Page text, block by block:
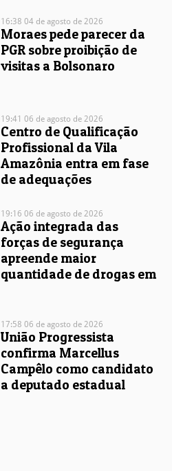
16:38 04 de agosto de 2026
Moraes pede parecer da
PGR sobre proibição de
visitas a Bolsonaro
19:41 06 de agosto de 2026
Centro de Qualificação
Profissional da Vila
Amazônia entra em fase
de adequações
19:16 06 de agosto de 2026
Ação integrada das
forças de segurança
apreende maior
quantidade de drogas em
17:58 06 de agosto de 2026
União Progressista
confirma Marcellus
Campêlo como candidato
a deputado estadual